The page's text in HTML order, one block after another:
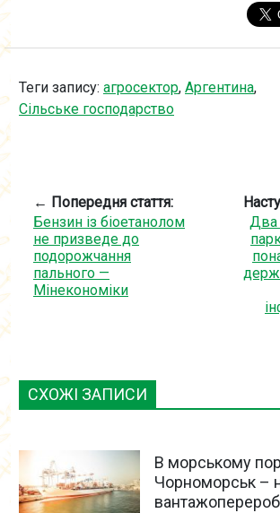
Теги запису: агросектор, Аргентина,
Сільське господарство
← Попередня стаття:
Бензин із біоетанолом
не призведе до
подорожчання
пального —
Мінекономіки
Два
СХОЖІ ЗАПИСИ
В морському
Чорноморськ –